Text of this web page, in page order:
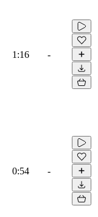
1:16 -
0:54 -